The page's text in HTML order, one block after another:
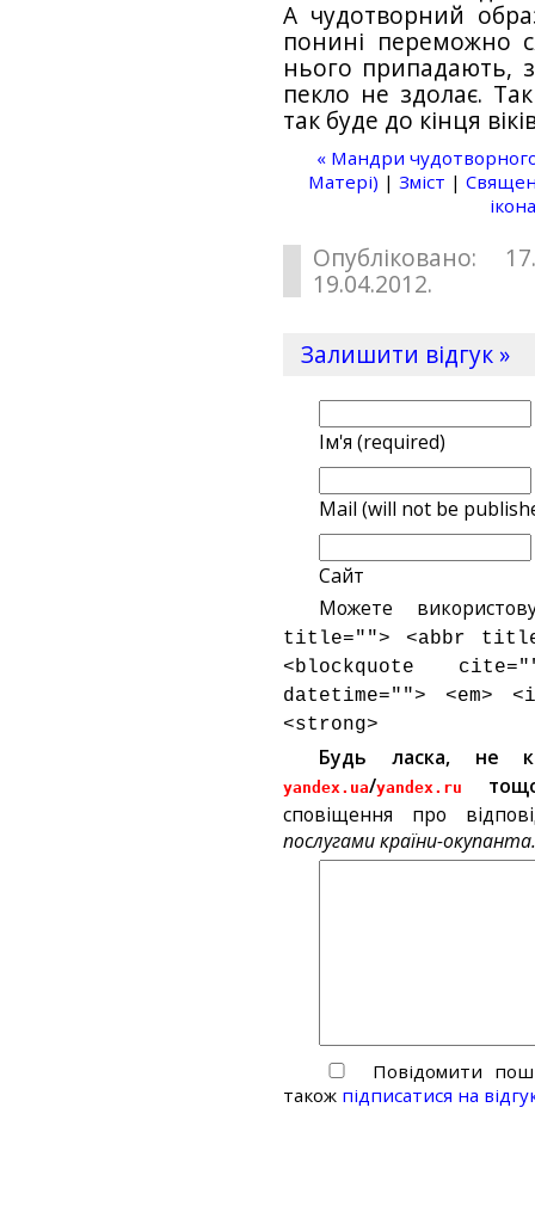
А чудотворний
понині переможно
нього припадають,
пекло не здолає.
так буде до кінця
« Мандри чудотворного
Матері) | Зміст |
Опубліковано:
19.04.2012.
Залишити відгук »
Ім'я (required)
Mail (will not be
Сайт
Можете
title=""> <abbr
<blockquote
datetime=""> <em>
<strong>
Будь ласка, не
yandex.ua/yandex.ru
сповіщення про
послугами країни-
Повідомити
також підписатися на